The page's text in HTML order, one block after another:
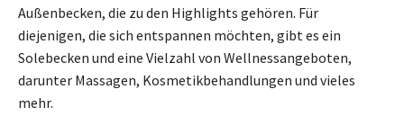
Außenbecken, die zu den Highlights gehören. Für
diejenigen, die sich entspannen möchten, gibt es ein
Solebecken und eine Vielzahl von Wellnessangeboten,
darunter Massagen, Kosmetikbehandlungen und vieles
mehr.